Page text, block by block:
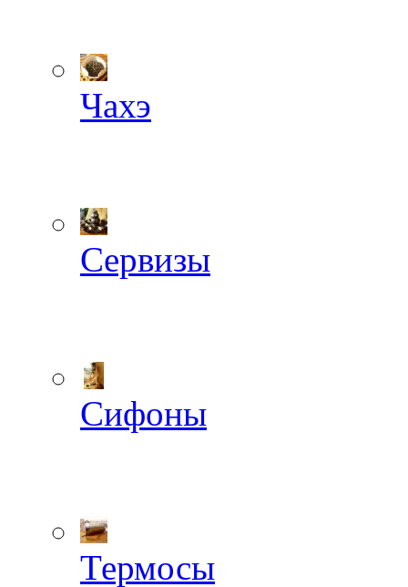
Чахэ
Сервизы
Сифоны
Термосы